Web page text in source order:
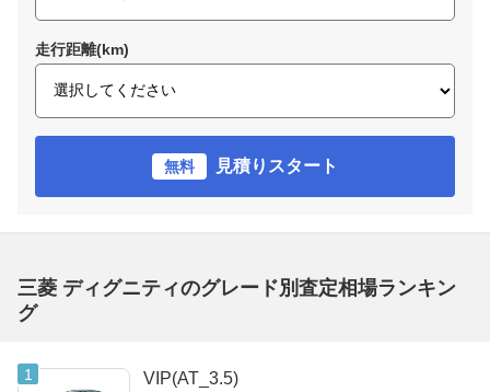
走行距離(km)
無料 見積りスタート
三菱 ディグニティのグレード別査定相場ランキン
グ
VIP(AT_3.5)